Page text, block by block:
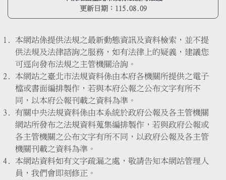
更新日期： 115.08.09
本網站係提供法規之最新動態資訊及資料檢索，並不提
供法規及法律諮詢之服務，如有法律上的疑義，建議您
可逕向發布法規之主管機關洽詢。
本網站之臺北市法規資料係由本府各機關所提供之電子
檔或書面編排製作，若與本府公報之公布文字有所不
同，以本府公報刊載之資料為準。
有關中央法規資料係由本系統於政府公報及各主管機關
網站所發布之法規資料蒐集編排製作，若與政府公報或
各主管機關之公布文字有所不同，以政府公報及各主管
機關刊載之資料為準。
本網站資料如有文字疏漏之處，敬請告知本網站管理人
員，我們會即刻修正。